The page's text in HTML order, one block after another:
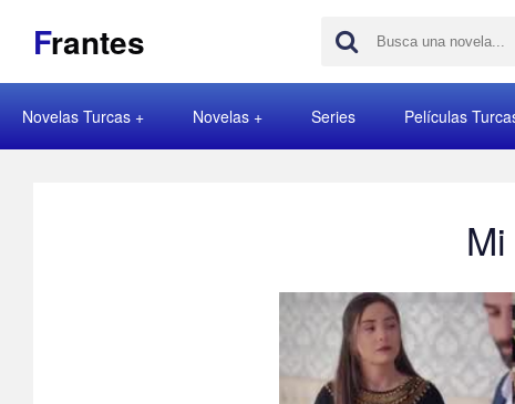
Frantes
Novelas Turcas Novelas Series Películas